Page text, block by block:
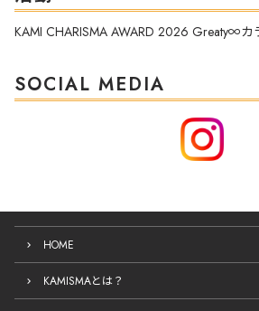
KAMI CHARISMA AWARD 2026 Greaty∞カ
SOCIAL MEDIA
HOME
KAMISMAとは？